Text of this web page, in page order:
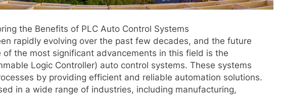
the Benefits of PLC Auto Control Systems
rapidly evolving over the past few decades, and the future
of the most significant advancements in this field is the
Logic Controller) auto control systems. These systems
by providing efficient and reliable automation solutions.
in a wide range of industries, including manufacturing,